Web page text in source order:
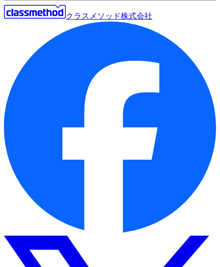
クラスメソッド株式会社